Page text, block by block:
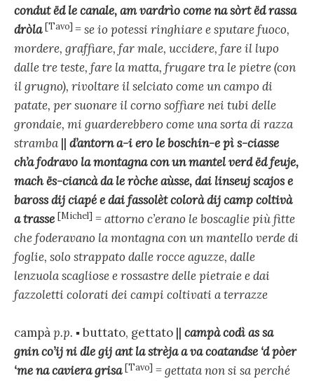
condut ëd le canale, am vardrìo come na sòrt ëd rassa
dròla[Tavo] =se io potessi ringhiare e sputare fuoco,
mordere, graffiare, far male, uccidere, fare il lupo
dalle tre teste, fare la matta, frugare tra le pietre (con
il grugno), rivoltare il selciato come un campo di
patate, per suonare il corno soffiare nei tubi delle
grondaie, mi guarderebbero come una sorta di razza
stramba || d’antorn a-i ero le boschin-e pì s-ciasse
ch’a fodravo la montagna con un mantel verd ëd feuje,
mach ës-ciancà da le ròche aùsse, dai linseuj scajos e
baross dij ciapé e dai fassolèt colorà dij camp coltivà
a trasse [Michel] =attorno c’erano le boscaglie più fitte
che foderavano la montagna con un mantello verde di
foglie, solo strappato dalle rocce aguzze, dalle
lenzuola scagliose e rossastre delle pietraie e dai
fazzoletti colorati dei campi coltivati a terrazze
campàp.p. ▪buttato, gettato || campà codì as sa
gnin co’ij ni dle gij ant la strèja a va coatandse ‘d pòer
‘me na caviera grisa[Tavo] =gettata non si sa perché